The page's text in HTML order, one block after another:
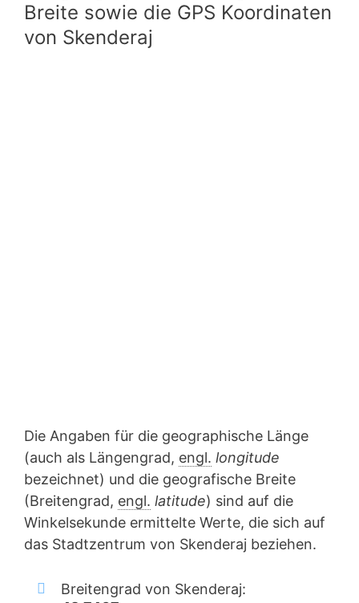
Breite sowie die GPS Koordinaten
von Skenderaj
Die Angaben für die geographische Länge
(auch als Längengrad, engl. longitude
bezeichnet) und die geografische Breite
(Breitengrad, engl. latitude) sind auf die
Winkelsekunde ermittelte Werte, die sich auf
das Stadtzentrum von Skenderaj beziehen.
Breitengrad von Skenderaj: